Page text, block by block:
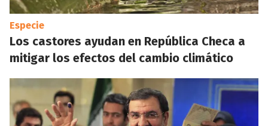
Especie
Los castores ayudan en República Checa a
mitigar los efectos del cambio climático